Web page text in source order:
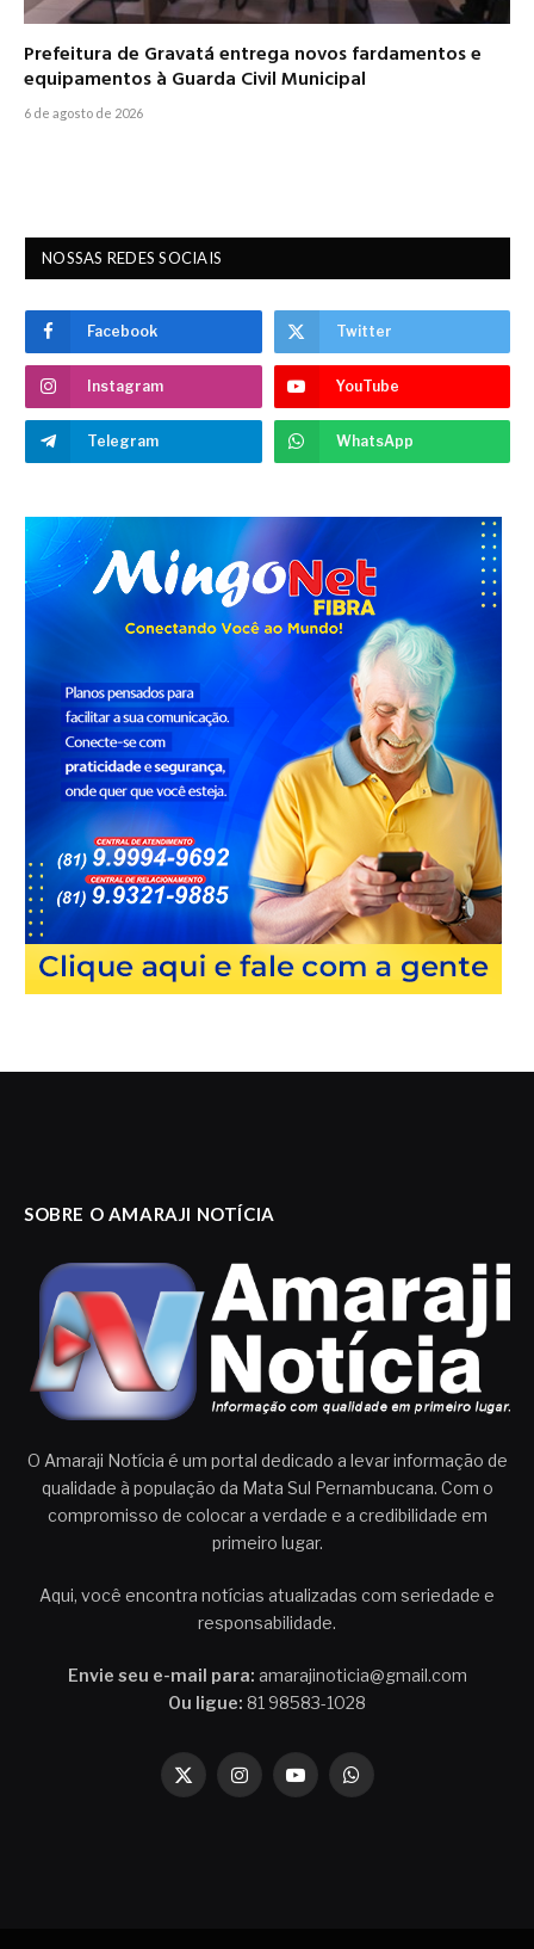
Prefeitura de Gravatá entrega novos fardamentos e
equipamentos à Guarda Civil Municipal
6 de agosto de 2026
NOSSAS REDES SOCIAIS
Facebook Twitter
Instagram YouTube
Telegram WhatsApp
SOBRE O AMARAJI NOTÍCIA
O Amaraji Notícia é um portal dedicado a levar informação de
qualidade à população da Mata Sul Pernambucana. Com o
compromisso de colocar a verdade e a credibilidade em
primeiro lugar.
Aqui, você encontra notícias atualizadas com seriedade e
responsabilidade.
Envie seu e-mail para: amarajinoticia@gmail.com
Ou ligue: 81 98583-1028
X
InstagramYouTubeWhatsApp